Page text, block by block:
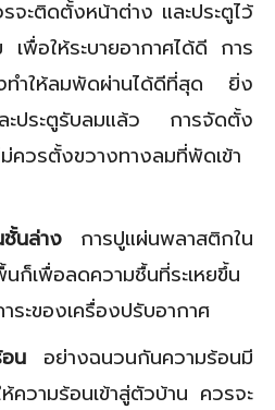
จะติดตั้งหน้าต่าง และประตูไว้
พื่อให้ระบายอากาศได้ดี การ
งทำให้ลมพัดผ่านได้ดีที่สุด ยิ่ง
ละประตูรับลมแล้ว การจัดตั้ง
ม่ควรตั้งขวางทางลมที่พัดเข้า
นล่าง การปูแผ่นพลาสติกใน
ก็เพื่อลดความชื้นที่ระเหยขึ้น
ระของเครื่องปรับอากาศ
น อย่างฉนวนกันความร้อนมี
วามร้อนเข้าสู่ตัวบ้าน ควรจะ